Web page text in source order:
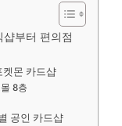
부터 편의점
켓몬 카드샵
8층
공인 카드샵